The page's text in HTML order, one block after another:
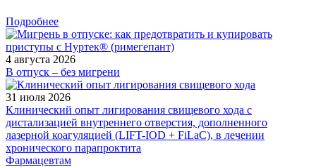
Подробнее
4 августа 2026
В отпуск – без мигрени
31 июля 2026
Клинический опыт лигирования свищевого хода с
дистализацией внутреннего отверстия, дополненного
лазерной коагуляцией (LIFT-IOD + FiLaC), в лечении
хронического парапроктита
Фармацевтам